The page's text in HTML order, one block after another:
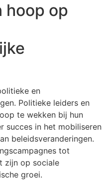
hoop op
en
Politieke leiders en
te wekken bij hun
succes in het mobiliseren
beleidsveranderingen.
tot
zijn op sociale
groei.